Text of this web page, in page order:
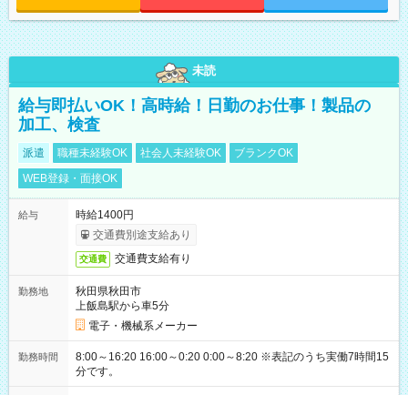
未読
給与即払いOK！高時給！日勤のお仕事！製品の
加工、検査
派遣 職種未経験OK 社会人未経験OK
ブランクOK
WEB登録・面接OK
給与
時給1400円
交通費別途支給あり
交通費 交通費支給有り
勤務地
秋田県秋田市
上飯島駅から車5分
電子・機械系メーカー
勤務時間
8:00～16:20 16:00～0:20 0:00～8:20 ※表記のうち実働7時間15
分です。